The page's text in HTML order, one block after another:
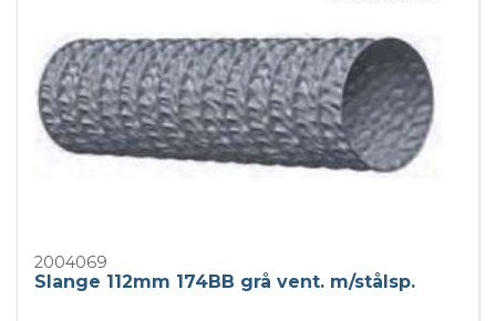
2004069
Slange 112mm 174BB grå vent. m/stålsp.